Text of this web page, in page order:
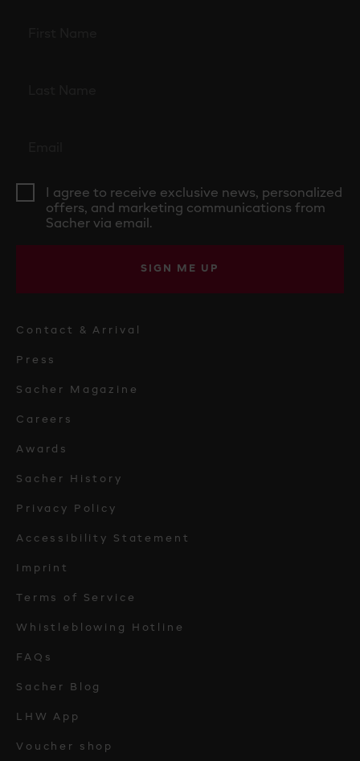
I agree to receive exclusive news, personalized
offers, and marketing communications from
Sacher via email.
SIGN ME UP
Contact & Arrival
Press
Sacher Magazine
Careers
Awards
Sacher History
Privacy Policy
Accessibility Statement
Imprint
Terms of Service
Whistleblowing Hotline
FAQs
Sacher Blog
LHW App
Voucher shop